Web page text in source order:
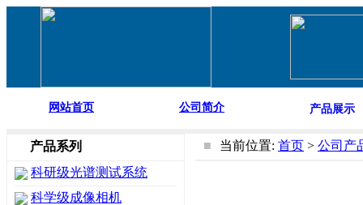
网站首页 公司简介 产品展示
产品系列
科研级光谱测试系统
科学级成像相机
■ 当前位置: 首页 > 公司产